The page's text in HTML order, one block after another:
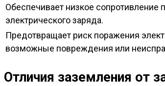
Обеспечивает низкое сопротивление
электрического заряда.
Предотвращает риск поражения
возможные повреждения или
Отличия заземления от